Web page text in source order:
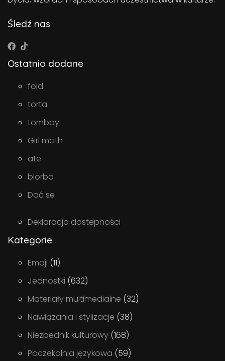
Śledź nas
Ostatnio dodane
foid
torta
tomboy
Girl math
ate
blorbo
Dać se
Deklaracja dostępności
Kategorie
Emoji (11)
Jednostki (632)
Materiały multimedialne (32)
Nawiązania i stylizacje (38)
Niezbędnik kulturowy (168)
Poczekalnia językowa (59)